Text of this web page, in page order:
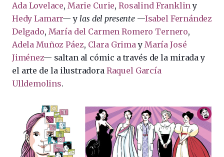
Ada Lovelace,Marie Curie,Rosalind Frankliny
Hedy Lamarr— ylas del presente—Isabel Fernández
Delgado, María del Carmen Romero Ternero,
Adela Muñoz Páez, Clara GrimayMaría José
Jiménez— saltan al cómic a través de la mirada y
el arte de la ilustradora Raquel García
Ulldemolins.